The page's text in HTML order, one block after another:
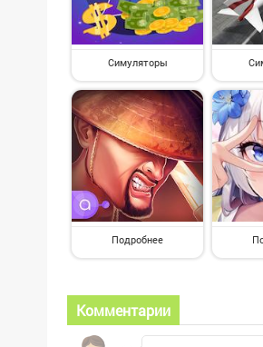
Симуляторы
Подробнее
Комментарии